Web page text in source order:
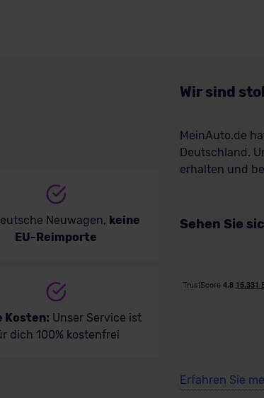
Neuwagen, keine
EU-Reimporte
Kosten: Unser Service ist
dich 100% kostenfrei
Wir sind
MeinAuto.de
Deutschland.
erhalten und
Sehen Sie
Erfahren Sie